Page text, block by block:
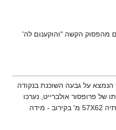
מהפסוק הקשה "והוקענום לה'
הנמצא על גבעה השוכנת בנקודה
של פרופסור אולברייט, נערכו
חפירות במקום לחיפוש הארמון, ואכן, נחשפה פינה של מצודה גדולה. על פי שיחזורו של פרופסור לאפ, החופר האחרון של המקום, היתה זו מצודה גדולה (מידותיה 57X62 מ' בקירוב - מידה